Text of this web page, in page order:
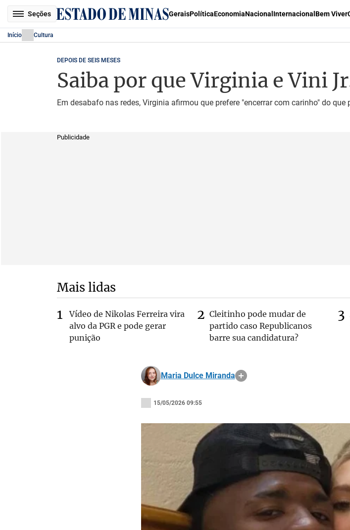
Seções GeraisPolíticaEconomiaNacional Internacional Bem Viver
Início Cultura
DEPOIS DE SEIS MESES
Saiba por que Virginia e Vini
Em desabafo nas redes, Virginia afirmou que prefere "encerrar com carinho" do
Publicidade
Mais lidas
Vídeo de Nikolas Ferreira vira
alvo da PGR e pode gerar
punição
Cleitinho pode mudar de
partido caso Republicanos
barre sua candidatura?
Maria Dulce Miranda
15/05/2026 09:55